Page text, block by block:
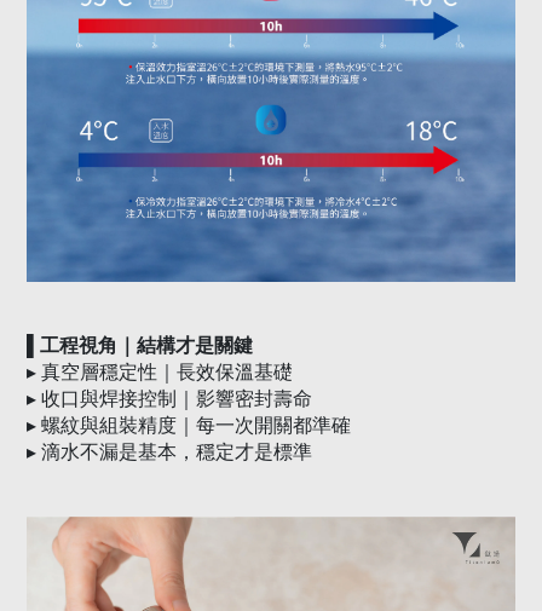
▌工程視角｜結構才是關鍵
▸ 真空層穩定性｜長效保溫基礎
▸ 收口與焊接控制｜影響密封壽命
▸ 螺紋與組裝精度｜每一次開關都準確
▸ 滴水不漏是基本，穩定才是標準